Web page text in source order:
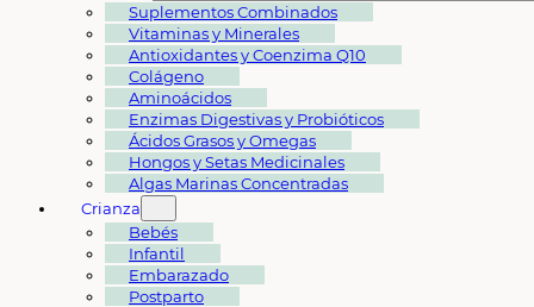
Suplementos Combinados
Vitaminas y Minerales
Antioxidantes y Coenzima Q10
Colágeno
Aminoácidos
Enzimas Digestivas y Probióticos
Ácidos Grasos y Omegas
Hongos y Setas Medicinales
Algas Marinas Concentradas
Crianza
Bebés
Infantil
Embarazado
Postparto